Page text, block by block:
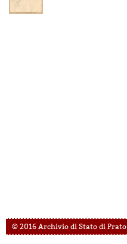
© 2016 Archivio di Stato di Prato